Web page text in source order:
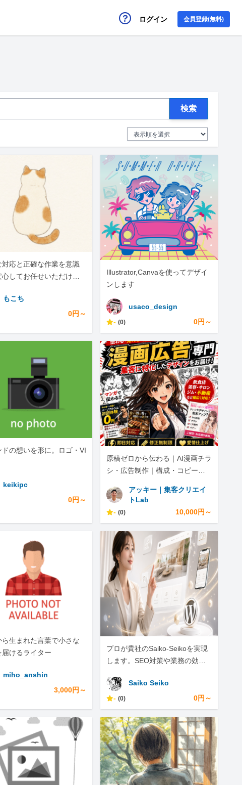
ログイン 会員登録(無料)
検索
対応と正確な作業を意識
心してお任せいただける
もこち
0円～
Illustrator,Canvaを使ってデザイ
ンします
usaco_design
- (0) 0円～
ドの想いを形に。ロゴ・VI
keikipc
0円～
原稿ゼロから伝わる｜AI漫画チラ
シ・広告制作｜構成・コピー・S
アッキー｜集客クリエイ
トLab
- (0) 10,000円～
ら生まれた言葉で小さな
届けるライター
miho_anshin
3,000円～
プロが貴社のSaiko-Seikoを実現
します。SEO対策や業務の効率
い。
Saiko Seiko
- (0) 0円～